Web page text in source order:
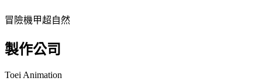
冒險機甲超自然
製作公司
Toei Animation